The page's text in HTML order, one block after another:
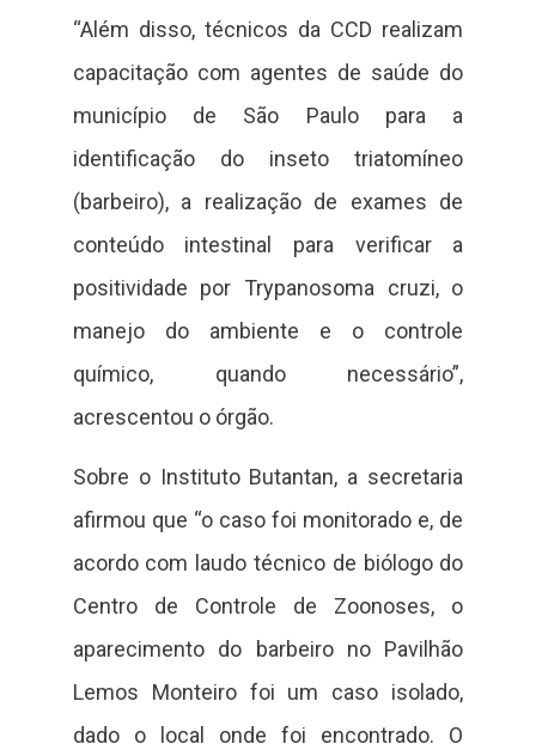
“Além disso, técnicos da CCD realizam
capacitação com agentes de saúde do
município de São Paulo para a
identificação do inseto triatomíneo
(barbeiro), a realização de exames de
conteúdo intestinal para verificar a
positividade por Trypanosoma cruzi, o
manejo do ambiente e o controle
químico, quando necessário”,
acrescentou o órgão.
Sobre o Instituto Butantan, a secretaria
afirmou que “o caso foi monitorado e, de
acordo com laudo técnico de biólogo do
Centro de Controle de Zoonoses, o
aparecimento do barbeiro no Pavilhão
Lemos Monteiro foi um caso isolado,
dado o local onde foi encontrado. O